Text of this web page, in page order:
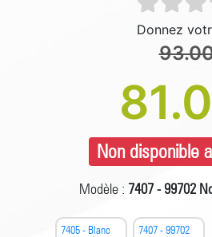
Donnez
Non disponible
Modèle : 7407 - 99702
7405 - Blanc
7407 - 99702